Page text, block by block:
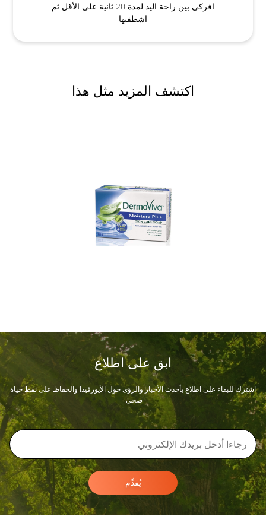
افركي بين راحة اليد لمدة 20 ثانية على الأقل ثم
اشطفيها
اكتشف المزيد مثل هذا
ابق على اطلاع
اشترك للبقاء على اطلاع بأحدث الأخبار والرؤى حول الأيورفيدا والحفاظ على نمط حياة
صحي.
يُقدِّم